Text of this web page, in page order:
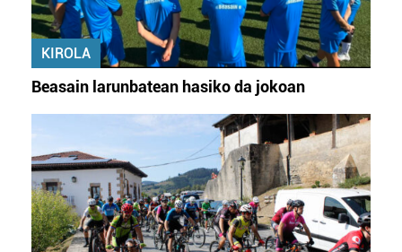
KIROLA
Beasain larunbatean hasiko da jokoan